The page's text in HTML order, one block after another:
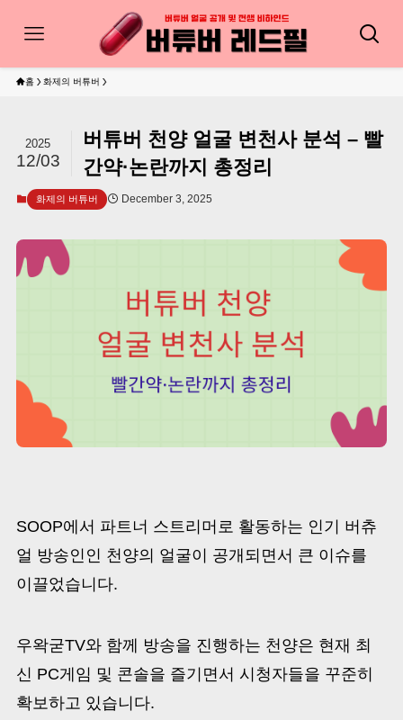
홈 화제의 버튜버
버튜버 천양 얼굴 변천사 분석 – 빨
간약·논란까지 총정리
2025
12/03
화제의 버튜버 December 3, 2025
SOOP에서 파트너 스트리머로 활동하는 인기 버츄
얼 방송인인 천양의 얼굴이 공개되면서 큰 이슈를
이끌었습니다.
우왁굳TV와 함께 방송을 진행하는 천양은 현재 최
신 PC게임 및 콘솔을 즐기면서 시청자들을 꾸준히
확보하고 있습니다.